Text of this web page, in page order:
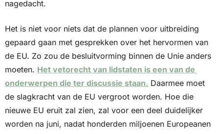
nagedacht.
Het is niet voor niets dat de plannen voor uitbreiding
gepaard gaan met gesprekken over het hervormen van
de EU. Zo zou de besluitvorming binnen de Unie anders
moeten. Het vetorecht van lidstaten is een van de
onderwerpen die ter discussie staan. Daarmee moet
de slagkracht van de EU vergroot worden. Hoe die
nieuwe EU eruit zal zien, zal voor een deel duidelijker
worden na juni, nadat honderden miljoenen Europeanen